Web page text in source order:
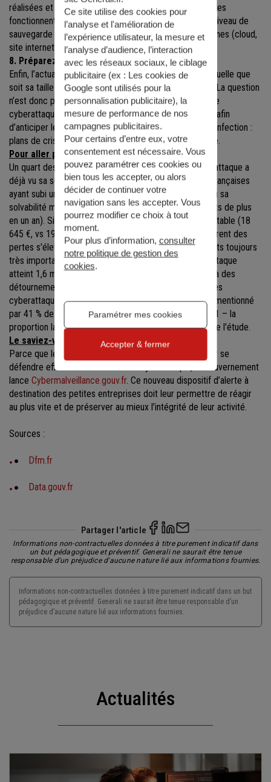
réalisées et testées régulièrement pour s’assurer qu’elles
fonctionnent. Il conviendra également de s’assurer du niveau de
sauvegarde et de sécurité de ses hébergements externes (cloud,
site internet d’entreprise, service de messagerie…)
8. Préparez-vous à affronter une cyberattaque
Enfin, l’actualité l’a déjà démontré, aucune entreprise, quelle que
soit sa taille et son niveau de préparation, n’est à l’abri. La question
n’est donc pas de savoir si vous allez être victime d’une
cyberattaque, mais quand. Il faut donc vous y préparer afin
d’anticiper les mesures à prendre pour réagir en cas d’infection :
plans de crise, communication, assistance et assurance.
Pour aller plus loin
Un quart des entreprises françaises victimes de cyberattaque a
déjà vu sa solvabilité menacée. 24 % des entreprises françaises
ayant subi une cyberattaque en 2022 déclarent avoir vu sa
solvabilité menacée à la suite de l'incident (soit 4 points de plus
en un an). Si le coût médian d'une cyberattaque reste stable (18
645 €, vs 19 567 en 2020), 42 % des entreprises déclarent des
pertes s'élevant à plus de 25 000 euros, avec des écarts toujours
très importants : le coût le plus élevé pour une cyberattaque
atteint 1,6 million d'euros. Les pertes financières liées à des
détournements de paiement sont le principal impact des
cyberattaques identifié par les entreprises françaises, mentionné
par 41 % de celles ayant subi un cyber-incident en 2021 – la
proportion la plus importante parmi les pays du panel de l'étude.
Le saviez-vous ?
Parce que les premières heures sont primordiales pour se
défendre efficacement face à une cyberattaque, le Gouvernement
lance Cybermalveillance.gouv.fr. Ce nouveau dispositif d’alerte à
destination des petites entreprises doit leur permettre de réagir
au plus vite et de préserver au mieux l’intégrité de leur activité.
Sources :
Dfm.fr
Data.gouv.fr
Partager l'article
Informations non-contractuelles données à titre purement indicatif dans
un but pédagogique et préventif. Generali ne saurait être tenue
responsable d'un préjudice d'aucune nature lié aux informations fournies.
Informations non-contractuelles données à titre purement indicatif dans un but
pédagogique et préventif. Generali ne saurait être tenue responsable d’un
préjudice d’aucune nature lié aux informations fournies.
Actualités
Ce site utilise des cookies pour
l’analyse et l'amélioration de
l’expérience utilisateur, la mesure et
l’analyse d’audience, l’interaction
avec les réseaux sociaux, le ciblage
publicitaire (ex : Les cookies de
Google sont utilisés pour la
personnalisation publicitaire), la
mesure de performance de nos
campagnes publicitaires.
Pour certains d’entre eux, votre
consentement est nécessaire. Vous
pouvez paramétrer ces cookies ou
bien tous les accepter, ou alors
décider de continuer votre
navigation sans les accepter. Vous
pourrez modifier ce choix à tout
moment.
Pour plus d’information, consulter
notre politique de gestion des
cookies.
Paramétrer mes cookies
Accepter & fermer